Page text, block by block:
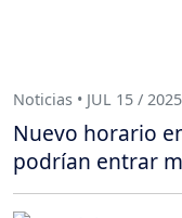
Noticias • JUL 15 / 2025
Nuevo horario
podrían entrar